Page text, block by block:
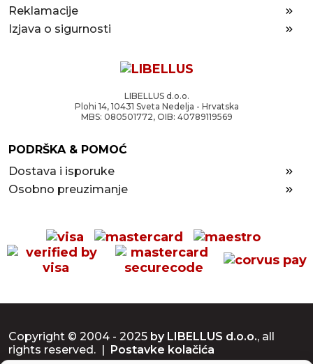
Reklamacije
Izjava o sigurnosti
LIBELLUS d.o.o.
Plohi 14, 10431 Sveta Nedelja - Hrvatska
MBS: 080501772, OIB: 40789119569
PODRŠKA & POMOĆ
Dostava i isporuke
Osobno preuzimanje
Copyright © 2004 - 2025 by LIBELLUS d.o.o., all
rights reserved. | Postavke kolačića